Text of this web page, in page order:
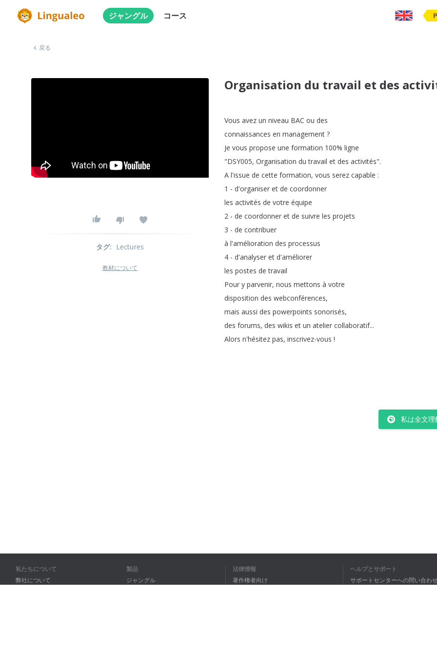
ジャングル コース
戻る
Organisation du travail et des
Vous avez un niveau BAC ou des
connaissances en management ?
Je vous propose une formation 100% ligne
"DSY005, Organisation du travail et des activités".
A l'issue de cette formation, vous serez capable :
1 - d'organiser et de coordonner
les activités de votre équipe
2 - de coordonner et de suivre les projets
3 - de contribuer
à l'amélioration des processus
4 - d'analyser et d'améliorer
les postes de travail
Pour y parvenir, nous mettons à votre
disposition des webconférences,
mais aussi des powerpoints sonorisés,
des forums, des wikis et un atelier collaboratif...
Alors n'hésitez pas, inscrivez-vous !
私は全文理
タグ: Lectures
教材について
私たちについて
弊社について
製品
ジャングル
法律情報
著作権者向け
ヘルプとサポート
サポートセンターへの問い合わ